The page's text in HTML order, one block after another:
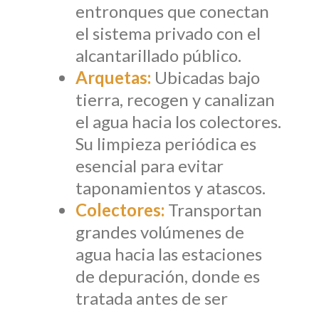
entronques que conectan
el sistema privado con el
alcantarillado público.
Arquetas: Ubicadas bajo
tierra, recogen y canalizan
el agua hacia los colectores.
Su limpieza periódica es
esencial para evitar
taponamientos y atascos.
Colectores: Transportan
grandes volúmenes de
agua hacia las estaciones
de depuración, donde es
tratada antes de ser